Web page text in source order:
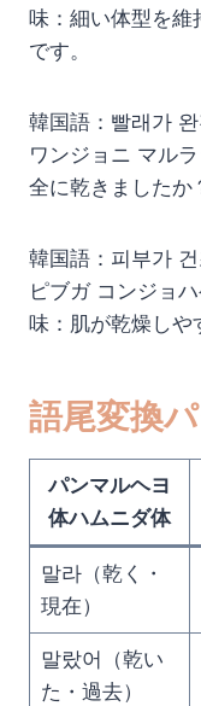
味：細い体型を維
です。
韓国語：빨래가
ワンジョニ マル
全に乾きましたか
韓国語：피부가
ピブガ コンジョ
味：肌が乾燥しや
語尾変換
パンマルヘヨ
体ハムニダ体
말라（乾く・
現在）
말랐어（乾い
た・過去）